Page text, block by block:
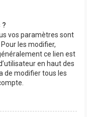
?
vos paramètres sont
les modifier,
ce lien est
en haut des
de modifier tous les